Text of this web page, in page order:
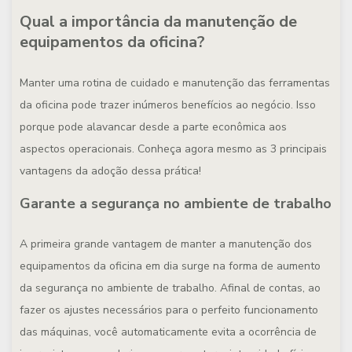
Qual a importância da manutenção de
equipamentos da oficina?
Manter uma rotina de cuidado e manutenção das ferramentas
da oficina pode trazer inúmeros benefícios ao negócio. Isso
porque pode alavancar desde a parte econômica aos
aspectos operacionais. Conheça agora mesmo as 3 principais
vantagens da adoção dessa prática!
Garante a segurança no ambiente de trabalho
A primeira grande vantagem de manter a manutenção dos
equipamentos da oficina em dia surge na forma de aumento
da segurança no ambiente de trabalho. Afinal de contas, ao
fazer os ajustes necessários para o perfeito funcionamento
das máquinas, você automaticamente evita a ocorrência de